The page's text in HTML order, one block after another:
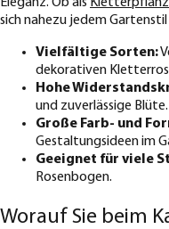
sich nahezu jedem
Vielfältige Sorten:
dekorativen
Hohe
und zuverlässige Blüte.
Große Farb- und
Gestaltungsideen im
Geeignet für viele
Rosenbogen.
Worauf Sie beim